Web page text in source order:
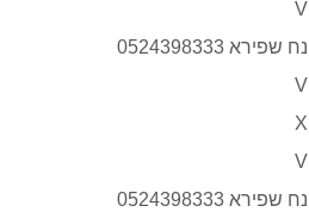
V
נח שפירא 0524398333
V
X
V
נח שפירא 0524398333